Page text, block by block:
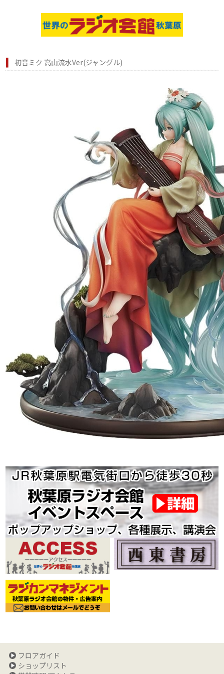
初音ミク 高山流水Ver(ジャングル)
フロアガイド
ショップリスト